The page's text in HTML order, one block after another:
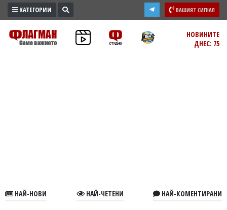
ПРОМО
ЗОНА
КАТЕГОРИИ ВАШИЯТ СИГНАЛ
НОВИНИТЕ
ДНЕС: 75
НАЙ-НОВИ НАЙ-ЧЕТЕНИ НАЙ-КОМЕНТИРАНИ